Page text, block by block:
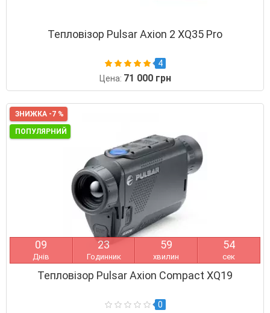
Тепловізор Pulsar Axion 2 XQ35 Pro
4
Цена: 71 000 грн
ЗНИЖКА -7 %
ПОПУЛЯРНИЙ
09
Днів
23
Годинник
59
хвилин
53
сек
Тепловізор Pulsar Axion Compact XQ19
0